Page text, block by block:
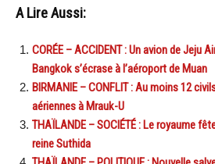
A Lire Aussi:
CORÉE – ACCIDENT : Un avion de Jeju
Bangkok s’écrase à l’aéroport de Muan
BIRMANIE – CONFLIT : Au moins 12
aériennes à Mrauk-U
THAÏLANDE – SOCIÉTÉ : Le royaume
reine Suthida